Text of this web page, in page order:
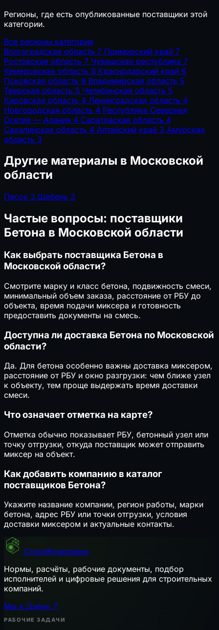
Регионы, где есть опубликованные поставщики этой
категории.
Все регионы категории
Волгоградская область 7 Приморский край 7
Ростовская область 7 Чувашская республика 7
Кемеровская область 6 Краснодарский край 6
Псковская область 6 Владимирская область 5
Тверская область 5 Челябинская область 5
Кировская область 4 Ленинградская область 4
Новгородская область 4 Республика Северная
Осетия — Алания 4 Саратовская область 4
Сахалинская область 4 Алтайский край 3 Амурская
область 3
Другие материалы в Московской
области
Песок 3 Щебень 3
Частые вопросы: поставщики
Бетона в Московской области
Как выбрать поставщика Бетона в
Московской области?
Смотрите марку и класс бетона, подвижность смеси,
минимальный объем заказа, расстояние от РБУ до
объекта, время подачи миксера и готовность
предоставить документы на смесь.
Доступна ли доставка Бетона по Московской
области?
Да. Для бетона особенно важны доставка миксером,
расстояние от РБУ и окно разгрузки: чем ближе узел
к объекту, тем проще выдержать время доставки
смеси.
Что означает отметка на карте?
Отметка обычно показывает РБУ, бетонный узел или
точку отгрузки, откуда поставщик может отправить
миксер на объект.
Как добавить компанию в каталог
поставщиков Бетона?
Укажите название компании, регион работы, марки
бетона, адрес РБУ или точки отгрузки, условия
доставки миксером и актуальные контакты.
СтройКомплаенс
Нормы, расчёты, рабочие документы, подбор
исполнителей и цифровые решения для строительных
компаний.
Мы в Дзене ↗
РАБОЧИЕ ЗАДАЧИ